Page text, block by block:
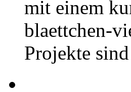
mit einem
blaettchen-
Projekte